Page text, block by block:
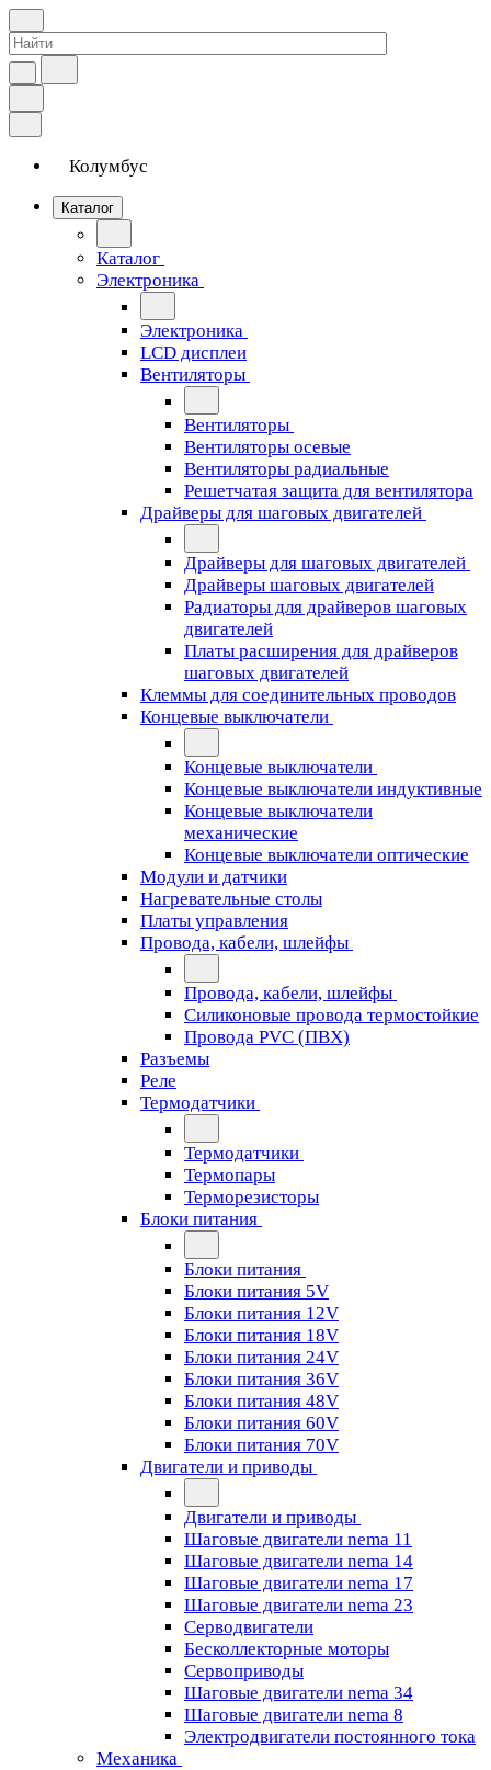
Колумбус
Каталог
Каталог
Электроника
Электроника
LCD дисплеи
Вентиляторы
Вентиляторы
Вентиляторы осевые
Вентиляторы радиальные
Решетчатая защита для вентилятора
Драйверы для шаговых двигателей
Драйверы для шаговых двигателей
Драйверы шаговых двигателей
Радиаторы для драйверов шаговых
двигателей
Платы расширения для драйверов
шаговых двигателей
Клеммы для соединительных проводов
Концевые выключатели
Концевые выключатели
Концевые выключатели индуктивные
Концевые выключатели
механические
Концевые выключатели оптические
Модули и датчики
Нагревательные столы
Платы управления
Провода, кабели, шлейфы
Провода, кабели, шлейфы
Силиконовые провода термостойкие
Провода PVC (ПВХ)
Разъемы
Реле
Термодатчики
Термодатчики
Термопары
Терморезисторы
Блоки питания
Блоки питания
Блоки питания 5V
Блоки питания 12V
Блоки питания 18V
Блоки питания 24V
Блоки питания 36V
Блоки питания 48V
Блоки питания 60V
Блоки питания 70V
Двигатели и приводы
Двигатели и приводы
Шаговые двигатели nema 11
Шаговые двигатели nema 14
Шаговые двигатели nema 17
Шаговые двигатели nema 23
Cерводвигатели
Бесколлекторные моторы
Сервоприводы
Шаговые двигатели nema 34
Шаговые двигатели nema 8
Электродвигатели постоянного тока
Механика